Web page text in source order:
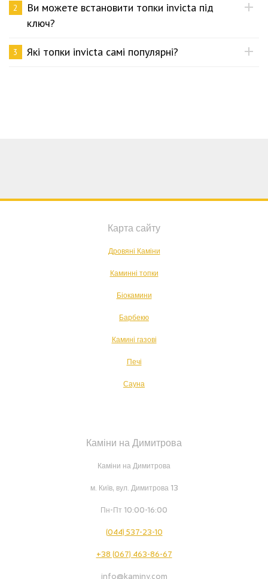
2
Ви можете встановити топки invicta під
ключ?
3 Які топки invicta самі популярні?
Карта сайту
Дровяні Каміни
Каминні топки
Біокамини
Барбекю
Камині газові
Печі
Сауна
Каміни на Димитрова
Каміни на Димитрова
м. Київ, вул. Димитрова 13
Пн-Пт 10:00-16:00
(044) 537-23-10
+38 (067) 463-86-67
info@kaminy.com